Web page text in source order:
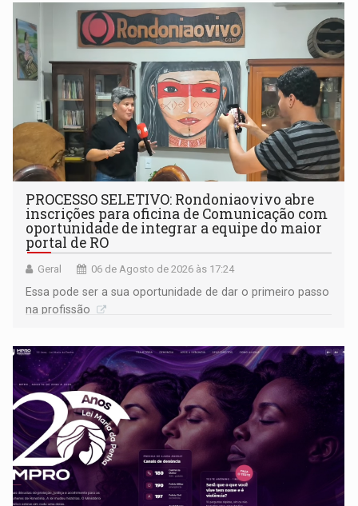
PROCESSO SELETIVO: Rondoniaovivo abre
inscrições para oficina de Comunicação com
oportunidade de integrar a equipe do maior
portal de RO
Geral 06 de Agosto de 2026 às 17:24
Essa pode ser a sua oportunidade de dar o primeiro passo
na profissão